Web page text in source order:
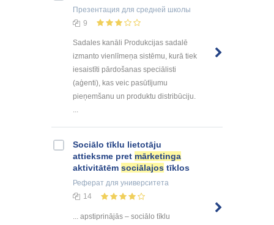
Презентация для средней школы
9
Sadales kanāli Produkcijas sadalē
izmanto vienlīmeņa sistēmu, kurā tiek
iesaistīti pārdošanas speciālisti
(aģenti), kas veic pasūtījumu
pieņemšanu un produktu distribūciju.
...
Sociālo tīklu lietotāju
attieksme pret mārketinga
aktivitātēm sociālajos tīklos
Реферат для университета
14
... apstiprinājās – sociālo tīklu